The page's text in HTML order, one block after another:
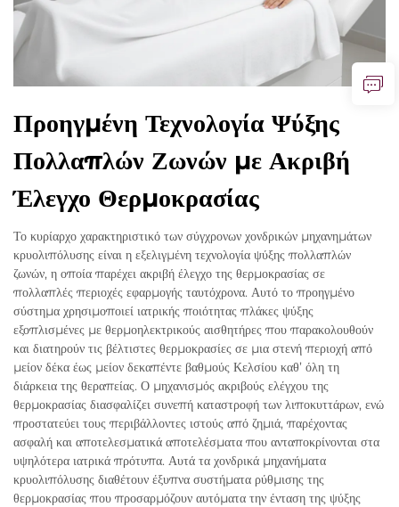
Προηγμένη Τεχνολογία Ψύξης
Πολλαπλών Ζωνών με Ακριβή
Έλεγχο Θερμοκρασίας
Το κυρίαρχο χαρακτηριστικό των σύγχρονων χονδρικών μηχανημάτων
κρυολιπόλυσης είναι η εξελιγμένη τεχνολογία ψύξης πολλαπλών
ζωνών, η οποία παρέχει ακριβή έλεγχο της θερμοκρασίας σε
πολλαπλές περιοχές εφαρμογής ταυτόχρονα. Αυτό το προηγμένο
σύστημα χρησιμοποιεί ιατρικής ποιότητας πλάκες ψύξης
εξοπλισμένες με θερμοηλεκτρικούς αισθητήρες που παρακολουθούν
και διατηρούν τις βέλτιστες θερμοκρασίες σε μια στενή περιοχή από
μείον δέκα έως μείον δεκαπέντε βαθμούς Κελσίου καθ’ όλη τη
διάρκεια της θεραπείας. Ο μηχανισμός ακριβούς ελέγχου της
θερμοκρασίας διασφαλίζει συνεπή καταστροφή των λιποκυττάρων, ενώ
προστατεύει τους περιβάλλοντες ιστούς από ζημιά, παρέχοντας
ασφαλή και αποτελεσματικά αποτελέσματα που ανταποκρίνονται στα
υψηλότερα ιατρικά πρότυπα. Αυτά τα χονδρικά μηχανήματα
κρυολιπόλυσης διαθέτουν έξυπνα συστήματα ρύθμισης της
θερμοκρασίας που προσαρμόζουν αυτόματα την ένταση της ψύξης